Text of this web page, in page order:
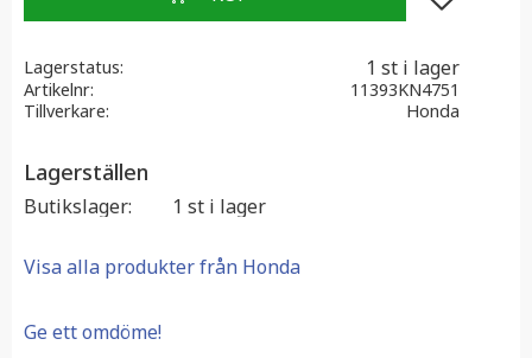
Lagerstatus 1 st i lager
Artikelnr
11393KN4751
Tillverkare
Honda
Lagerställen
Butikslager 1 st i lager
Visa alla produkter från Honda
Ge ett omdöme!